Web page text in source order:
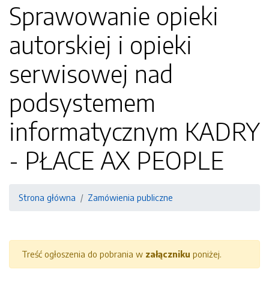
Sprawowanie opieki
autorskiej i opieki
serwisowej nad
podsystemem
informatycznym KADRY
- PŁACE AX PEOPLE
Strona główna Zamówienia publiczne
Treść ogłoszenia do pobrania w załączniku poniżej.